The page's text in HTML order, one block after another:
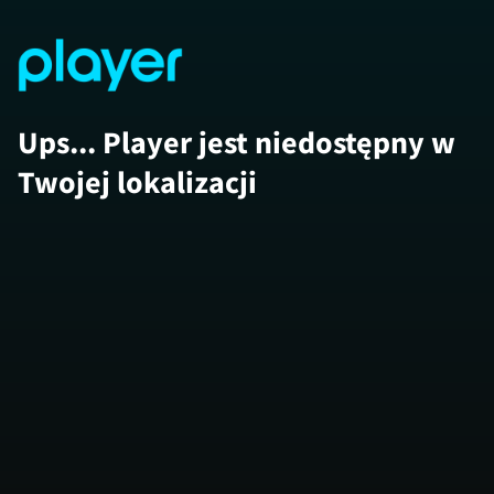
Ups... Player jest niedostępny w
Twojej lokalizacji